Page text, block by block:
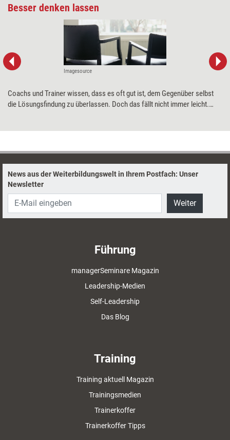
Besser denken lassen
Imagesource
Coachs und Trainer wissen, dass es oft gut ist, dem Gegenüber selbst
die Lösungsfindung zu überlassen. Doch das fällt nicht immer leicht.
News aus der Weiterbildungswelt in Ihrem Postfach: Unser
Newsletter
Weiter
Führung
managerSeminare Magazin
Leadership-Medien
Self-Leadership
Das Blog
Training
Training aktuell Magazin
Trainingsmedien
Trainerkoffer
Trainerkoffer Tipps